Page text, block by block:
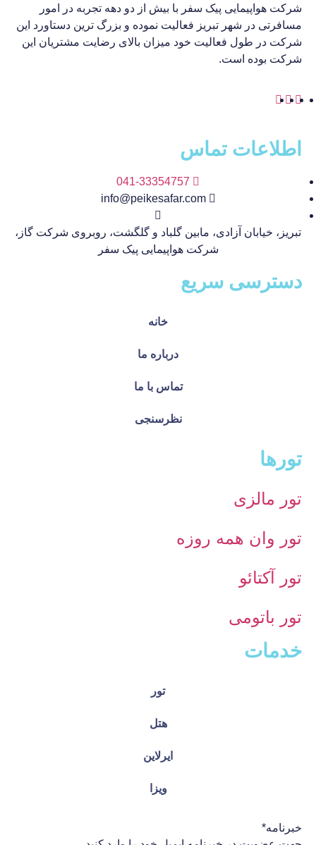
شرکت هواپیمایی پیک سفر با بیش از دو دهه تجربه در امور
مسافرتی در شهر تبریز فعالیت نموده و بزرگ ترین دستاورد این
شرکت در طول فعالیت خود میزان بالای رضایت مشتریان این
شرکت بوده است.
اطلاعات تماس
041-33354757
info@peikesafar.com
تبریز، خیابان آزادی، مابین گلباد و گلگشت، روبروی شرکت گاز،
شرکت هواپیمایی پیک سفر
دسترسی سریع
خانه
درباره ما
تماس با ما
نظرسنجی
تورها
تور مالزی
تور وان همه روزه
تور آکتائو
تور باتومی
خدمات
تور
هتل
ایرلاین
ویزا
خبرنامه*